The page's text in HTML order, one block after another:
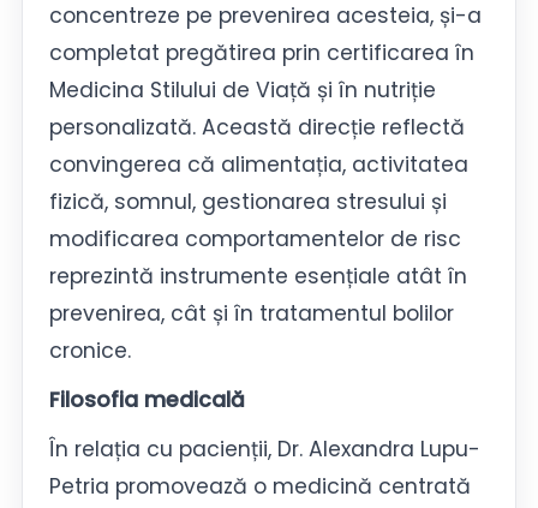
concentreze pe prevenirea acesteia, și-a
completat pregătirea prin certificarea în
Medicina Stilului de Viață și în nutriție
personalizată. Această direcție reflectă
convingerea că alimentația, activitatea
fizică, somnul, gestionarea stresului și
modificarea comportamentelor de risc
reprezintă instrumente esențiale atât în
prevenirea, cât și în tratamentul bolilor
cronice.
Filosofia medicală
În relația cu pacienții, Dr. Alexandra Lupu-
Petria promovează o medicină centrată